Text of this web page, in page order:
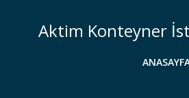
Aktim Konteyner